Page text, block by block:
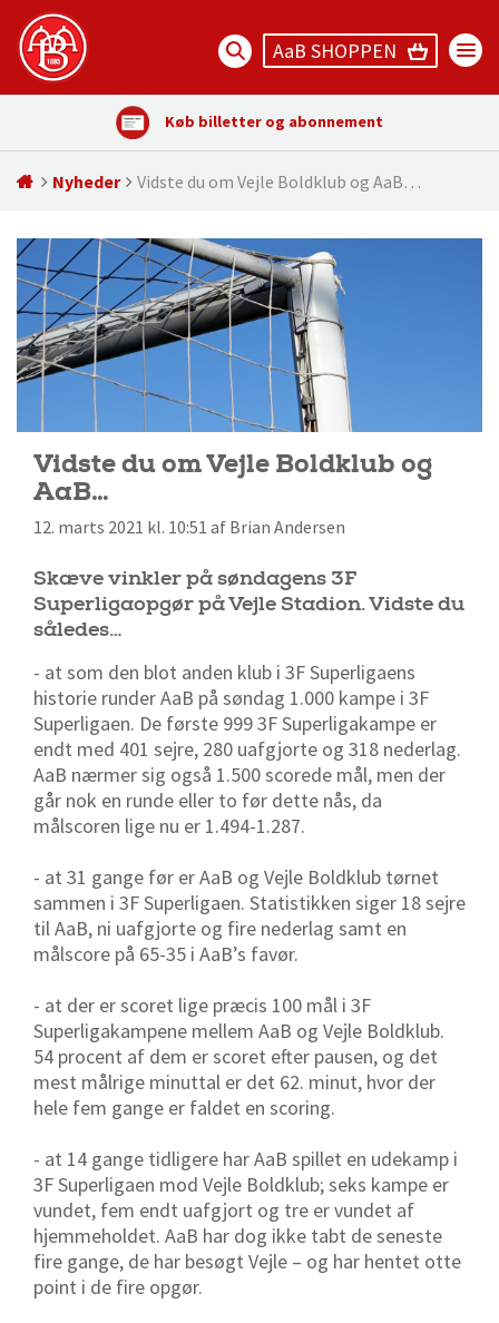
AaB SHOPPEN
Køb billetter og abonnement
Nyheder Vidste du om Vejle Boldklub og AaB…
Vidste du om Vejle Boldklub og
AaB…
12. marts 2021 kl. 10:51 af Brian Andersen
Skæve vinkler på søndagens 3F
Superligaopgør på Vejle Stadion. Vidste du
således…
- at som den blot anden klub i 3F Superligaens
historie runder AaB på søndag 1.000 kampe i 3F
Superligaen. De første 999 3F Superligakampe er
endt med 401 sejre, 280 uafgjorte og 318 nederlag.
AaB nærmer sig også 1.500 scorede mål, men der
går nok en runde eller to før dette nås, da
målscoren lige nu er 1.494-1.287.
- at 31 gange før er AaB og Vejle Boldklub tørnet
sammen i 3F Superligaen. Statistikken siger 18 sejre
til AaB, ni uafgjorte og fire nederlag samt en
målscore på 65-35 i AaB’s favør.
- at der er scoret lige præcis 100 mål i 3F
Superligakampene mellem AaB og Vejle Boldklub.
54 procent af dem er scoret efter pausen, og det
mest målrige minuttal er det 62. minut, hvor der
hele fem gange er faldet en scoring.
- at 14 gange tidligere har AaB spillet en udekamp i
3F Superligaen mod Vejle Boldklub; seks kampe er
vundet, fem endt uafgjort og tre er vundet af
hjemmeholdet. AaB har dog ikke tabt de seneste
fire gange, de har besøgt Vejle – og har hentet otte
point i de fire opgør.